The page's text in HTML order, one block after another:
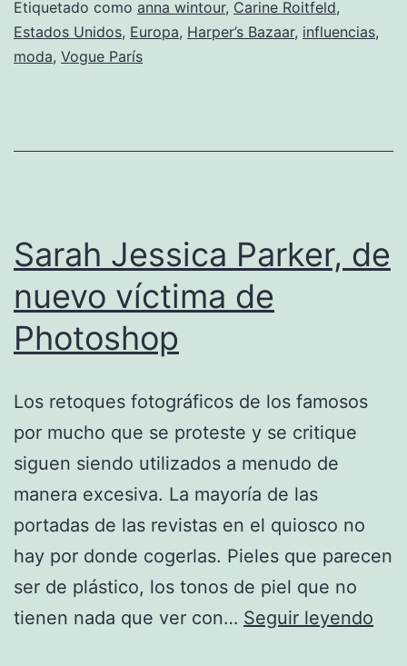
Etiquetado como anna wintour, Carine Roitfeld,
Estados Unidos, Europa, Harper’s Bazaar, influencias,
moda, Vogue París
Sarah Jessica Parker, de
nuevo víctima de
Photoshop
Los retoques fotográficos de los famosos
por mucho que se proteste y se critique
siguen siendo utilizados a menudo de
manera excesiva. La mayoría de las
portadas de las revistas en el quiosco no
hay por donde cogerlas. Pieles que parecen
ser de plástico, los tonos de piel que no
tienen nada que ver con… Seguir leyendo